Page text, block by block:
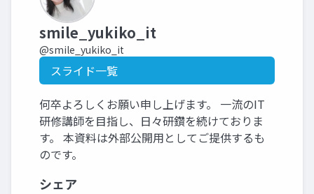
smile_yukiko_it
@smile_yukiko_it
スライド一覧
何卒よろしくお願い申し上げます。 一流のIT
研修講師を目指し、日々研鑽を続けておりま
す。 本資料は外部公開用としてご提供するも
のです。
シェア